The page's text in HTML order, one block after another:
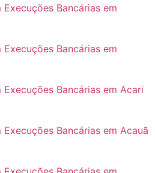
Bancárias em
Bancárias em
Bancárias em Acari
Bancárias em Acauã